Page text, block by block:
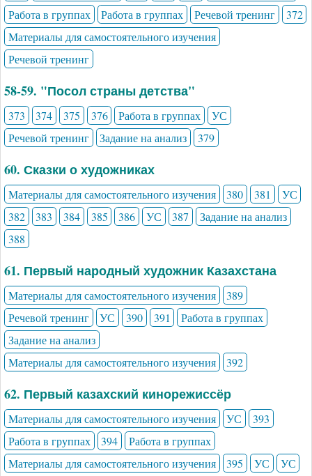
Работа в группах
Работа в группах Речевой тренинг
372
Материалы для самостоятельного изучения
Речевой тренинг
58-59. "Посол страны детства"
373 374 375 376 Работа в группах
УС
Речевой тренинг
Задание на анализ 379
60. Сказки о художниках
Материалы для самостоятельного изучения 380 381
УС
382
383 384 385 386 УС 387
Задание на анализ
388
61. Первый народный художник Казахстана
Материалы для самостоятельного изучения
389
Речевой тренинг
УС 390 391
Работа в группах
Задание на анализ
Материалы для самостоятельного изучения
392
62. Первый казахский кинорежиссёр
Материалы для самостоятельного изучения УС
393
Работа в группах
394
Работа в группах
Материалы для самостоятельного изучения
395 УС УС